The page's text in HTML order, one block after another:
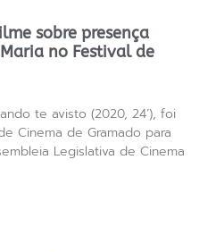
sobre presença
no Festival de
te avisto (2020, 24’), foi
Cinema de Gramado para
Legislativa de Cinema